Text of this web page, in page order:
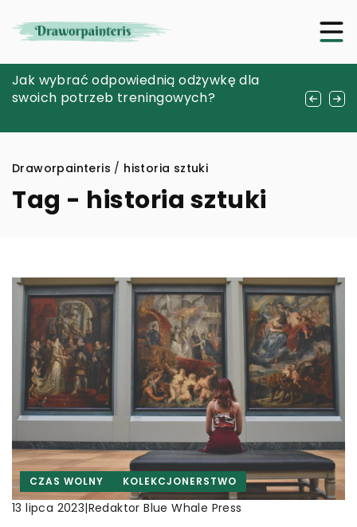
Podróże z szkicownikiem: jak rozwijać swoje
talenty podczas odkrywania nieznanych
Jak wybrać odpowiednią odżywkę dla
swoich potrzeb treningowych?
Jak wybrać odpowiednie rozwiązania do
efektywnego zarządzania infrastrukturą
Draworpainteris / historia sztuki
Tag - historia sztuki
CZAS WOLNY KOLEKCJONERSTWO
13 lipca 2023|Redaktor Blue Whale Press